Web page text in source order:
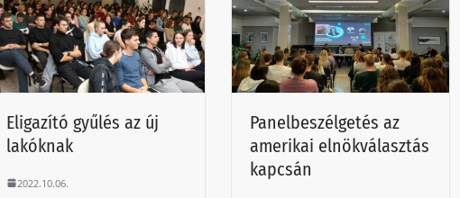
Eligazító gyűlés az új
lakóknak
2022.10.06.
Panelbeszélgetés az
amerikai elnökválasztás
kapcsán